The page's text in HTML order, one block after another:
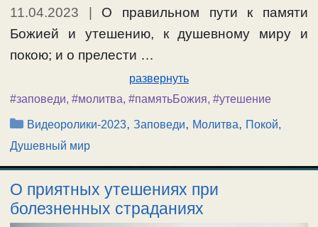
11.04.2023
О правильном пути к памяти
Божией и утешению, к душевному миру и
покою; и о прелести …
развернуть
#заповеди, #молитва, #памятьБожия, #утешение
Рубрики
Видеоролики-2023,Заповеди, Молитва, Покой,
Душевный мир
О приятных утешениях при
болезненных страданиях